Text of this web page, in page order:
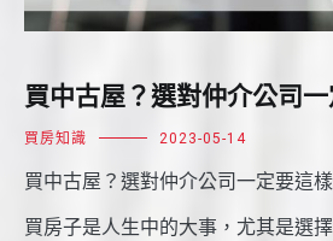
買中古屋？選對仲介公司一
買房知識 2023-05-14
買中古屋？選對仲介公司一定要這樣
買房子是人生中的大事，尤其是選